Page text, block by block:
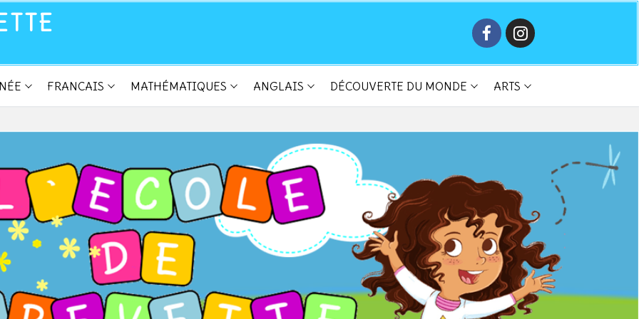
FRANCAIS MATHÉMATIQUES ANGLAIS DÉCOUVERTE DU MONDE ARTS